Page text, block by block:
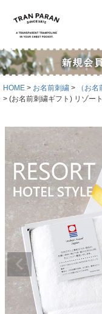
HOME お名前刺繍
（お
(お名前刺繍ギフト) リゾー